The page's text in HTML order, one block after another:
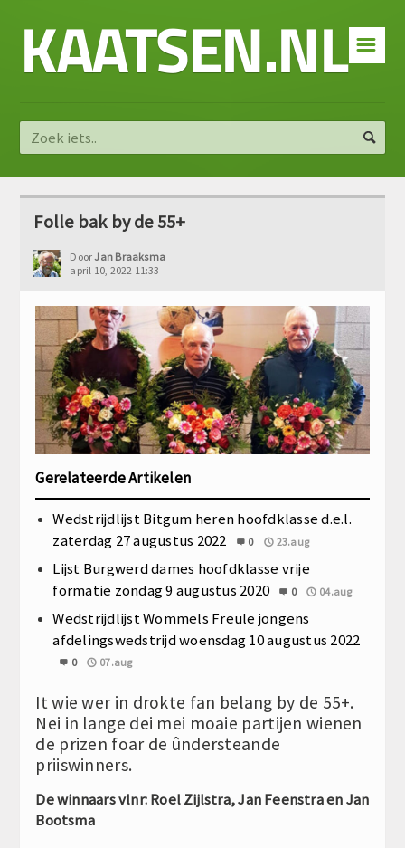
☰
KAATSEN.NL
Folle bak by de 55+
DoorJan Braaksma
april 10, 2022 11:33
Gerelateerde Artikelen
Wedstrijdlijst Bitgum heren hoofdklasse d.e.l.
zaterdag 27 augustus 2022
0 23.aug
Lijst Burgwerd dames hoofdklasse vrije
formatie zondag 9 augustus 2020
0 04.aug
Wedstrijdlijst Wommels Freule jongens
afdelingswedstrijd woensdag 10 augustus 2022
0 07.aug
It wie wer in drokte fan belang by de 55+.
Nei in lange dei mei moaie partijen wienen
de prizen foar de ûndersteande
priiswinners.
De winnaars vlnr: Roel Zijlstra, Jan Feenstra en Jan
Bootsma